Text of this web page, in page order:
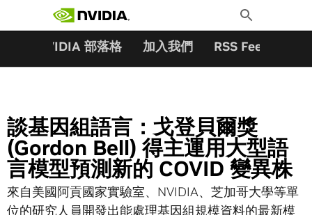
Toggle
Search
NVIDIA 部落格 加入我們 RSS Feeds
談基因組語言：戈登貝爾獎
(Gordon Bell) 得主運用大型語
言模型預測新的 COVID 變異株
來自美國阿貢國家實驗室、NVIDIA、芝加哥大學等單
位的研究人員開發出能處理基因組規模資料的最新模